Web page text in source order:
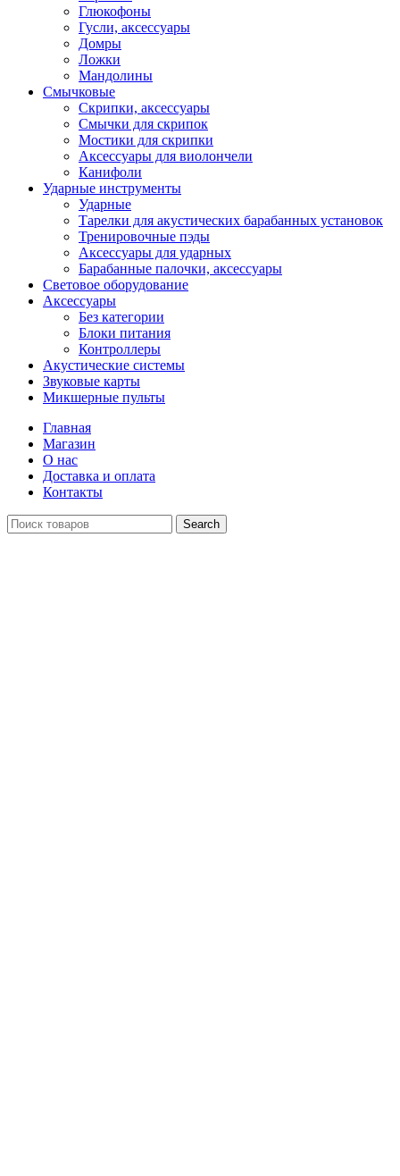
Глюкофоны
Гусли, аксессуары
Домры
Ложки
Мандолины
Смычковые
Скрипки, аксессуары
Смычки для скрипок
Мостики для скрипки
Аксессуары для виолончели
Канифоли
Ударные инструменты
Ударные
Тарелки для акустических барабанных установок
Тренировочные пэды
Аксессуары для ударных
Барабанные палочки, аксессуары
Световое оборудование
Аксессуары
Без категории
Блоки питания
Контроллеры
Акустические системы
Звуковые карты
Микшерные пульты
Главная
Магазин
О нас
Доставка и оплата
Контакты
Search